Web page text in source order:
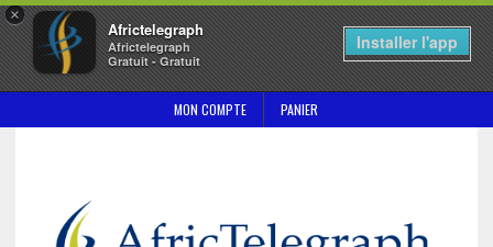
×
Africtelegraph
Africtelegraph
Gratuit - Gratuit
Installer l'app
MON COMPTE PANIER